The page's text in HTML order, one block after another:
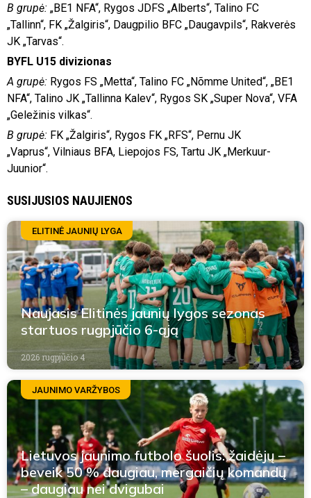
B grupė: „BE1 NFA“, Rygos JDFS „Alberts“, Talino FC
„Tallinn“, FK „Žalgiris“, Daugpilio BFC „Daugavpils“, Rakverės
JK „Tarvas“.
BYFL U15 divizionas
A grupė: Rygos FS „Metta“, Talino FC „Nõmme United“, „BE1
NFA“, Talino JK „Tallinna Kalev“, Rygos SK „Super Nova“, VFA
„Geležinis vilkas“.
B grupė: FK „Žalgiris“, Rygos FK „RFS“, Pernu JK
„Vaprus“, Vilniaus BFA, Liepojos FS, Tartu JK „Merkuur-
Juunior“.
SUSIJUSIOS NAUJIENOS
ELITINĖ JAUNIŲ LYGA
Naujasis Elitinės jaunių lygos sezonas
startuos rugpjūčio 6-ąją
2026 rugpjūčio 4
JAUNIMO VARŽYBOS
Lietuvos jaunimo futbolo šuolis: žaidėjų –
beveik 50 % daugiau, mergaičių komandų
– daugiau nei dvigubai